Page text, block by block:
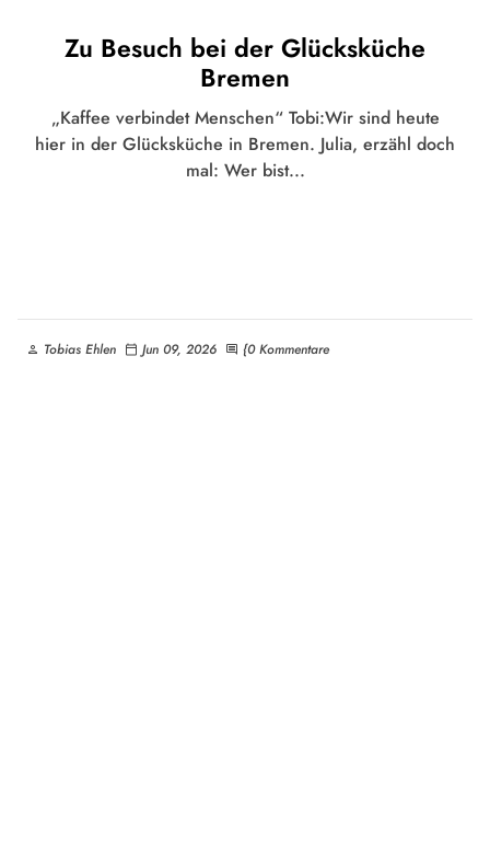
Zu Besuch bei der Glücksküche
Bremen
„Kaffee verbindet Menschen“ Tobi:Wir sind heute
hier in der Glücksküche in Bremen. Julia, erzähl doch
mal: Wer bist...
person Tobias Ehlen calendar_today Jun 09, 2026 comment {0 Kommentare